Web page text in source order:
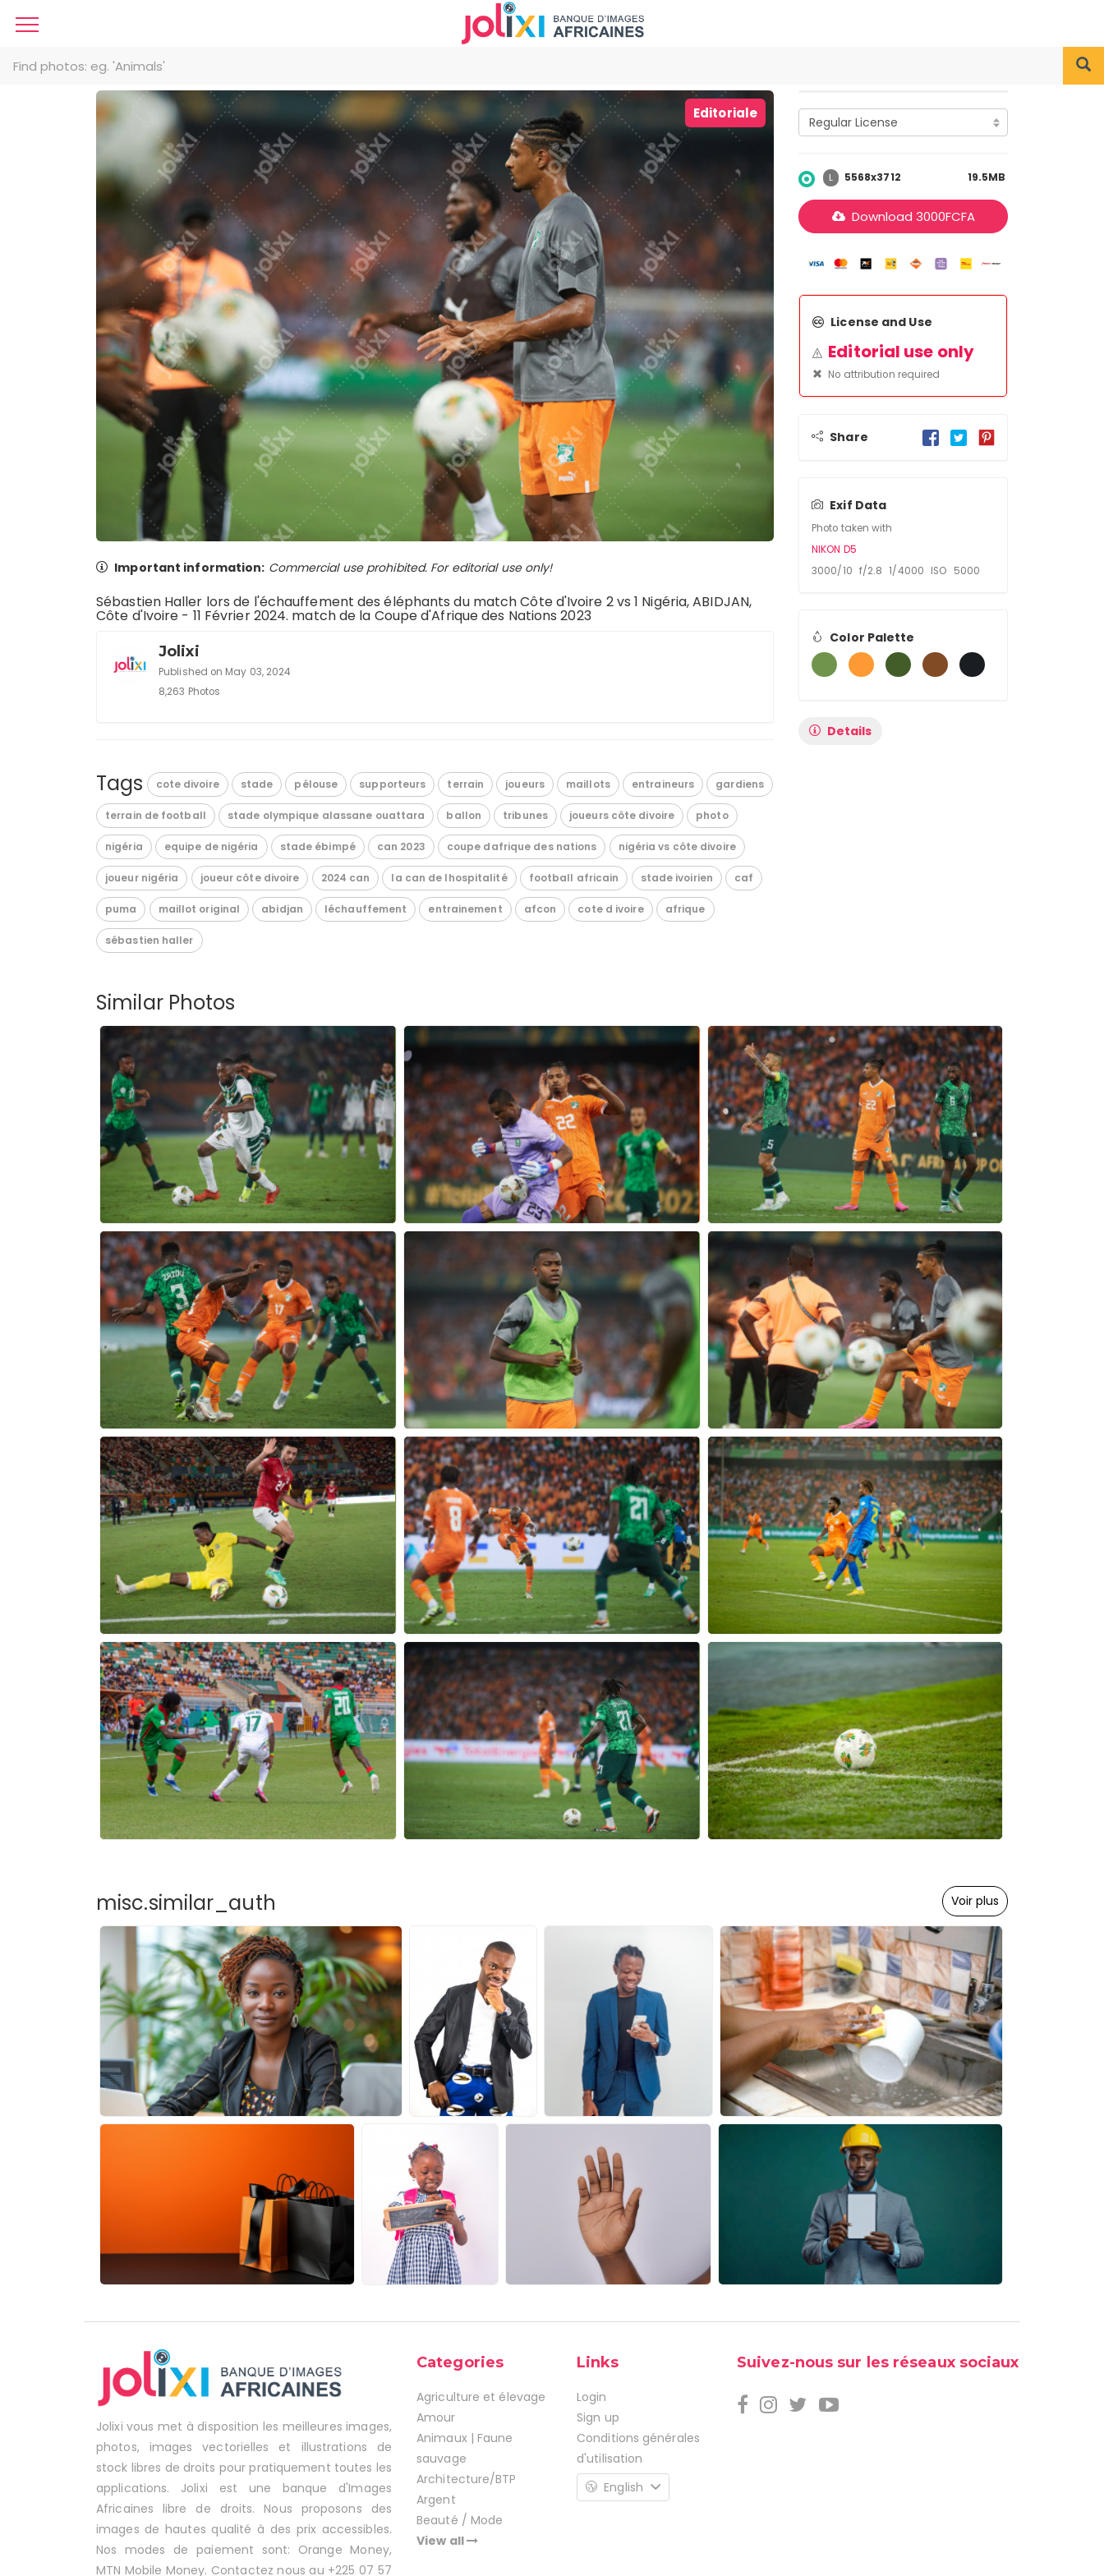
Editoriale
Important information: Commercial use prohibited. For editorial use only!
Sébastien Haller lors de l'échauffement des éléphants du match Côte d'Ivoire 2 vs 1 Nigéria, ABIDJAN,
Côte d'Ivoire - 11 Février 2024. match de la Coupe d'Afrique des Nations 2023
Jolixi
Published on May 03, 2024
8,263 Photos
Tags cote divoire stade pélouse supporteurs terrain joueurs maillots entraineurs gardiens
terrain de football stade olympique alassane ouattara ballon tribunes joueurs côte divoire photo
nigéria equipe de nigéria stade ébimpé can 2023 coupe dafrique des nations nigéria vs côte divoire
joueur nigéria joueur côte divoire 2024 can la can de lhospitalité football africain stade ivoirien caf
puma maillot original abidjan léchauffement entrainement afcon cote d ivoire afrique
sébastien haller
L 5568x3712 19.5MB
Download 3000FCFA
License and Use
Editorial use only
No attribution required
Share
Exif Data
Photo taken with
NIKON D5
3000/10 f/2.8 1/4000 ISO 5000
Color Palette
Details
Similar Photos
misc.similar_auth Voir plus
Jolixi vous met à disposition les meilleures images,
photos, images vectorielles et illustrations de
stock libres de droits pour pratiquement toutes les
applications. Jolixi est une banque d'Images
Africaines libre de droits. Nous proposons des
images de hautes qualité à des prix accessibles.
Nos modes de paiement sont: Orange Money,
MTN Mobile Money. Contactez nous au +225 07 57
Categories
Agriculture et élevage
Amour
Animaux | Faune
sauvage
Architecture/BTP
Argent
Beauté / Mode
View all
Links
Login
Sign up
Conditions générales
d'utilisation
English
Suivez-nous sur les réseaux sociaux